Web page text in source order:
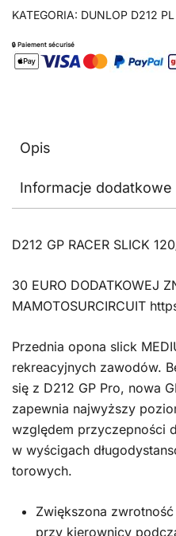
KATEGORIA: DUNLOP D212 PL
🔒 Paiement sécurisé
Opis
Informacje dodatkowe
D212 GP RACER SLICK
30 EURO DODATKOWEJ
MAMOTOSURCIRCUIT
Przednia opona slick
rekreacyjnych zawodów.
się z D212 GP Pro, nowa
zapewnia najwyższy
względem przyczepności
w wyścigach
torowych.
Zwiększona
przy kierownicy